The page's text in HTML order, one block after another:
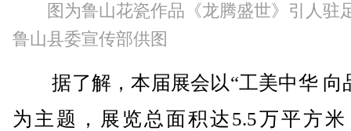
图为鲁山花瓷作品《龙腾盛世》引人驻
鲁山县委宣传部供图
据了解，本届展会以“工美中华 向
为主题，展览总面积达5.5万平方米